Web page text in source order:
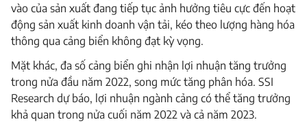
vào của sản xuất đang tiếp tục ảnh hưởng tiêu cực đến hoạt
động sản xuất kinh doanh vận tải, kéo theo lượng hàng hóa
thông qua cảng biển không đạt kỳ vọng.
Mặt khác, đa số cảng biển ghi nhận lợi nhuận tăng trưởng
trong nửa đầu năm 2022, song mức tăng phân hóa. SSI
Research dự báo, lợi nhuận ngành cảng có thể tăng trưởng
khả quan trong nửa cuối năm 2022 và cả năm 2023.